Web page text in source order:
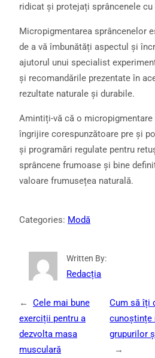
ridicat și protejați sprâncenele
Micropigmentarea sprâncenelor
de a vă îmbunătăți aspectul și
ajutorul unui specialist
și recomandările prezentate în
rezultate naturale și durabile.
Amintiți-vă că o
îngrijire corespunzătoare pre și
și programări regulate pentru
sprâncene frumoase și bine
valoare frumusețea naturală.
Categories: Modă
Written By:
Redacția
←
Cele mai bune
exerciții pentru a
dezvolta masa
musculară
Cum să îți
cunoștințe
grupurilor
→